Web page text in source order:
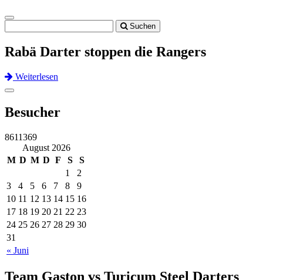
Toggle
navigation
Suchen
Rabä Darter stoppen die Rangers
Weiterlesen
Previous
Next
Toggle
Besucher
8611369
August 2026
M D M D F S S
« Juni
1
2
3
4 5 6 7 8
9
10 11 12 13 14 15 16
17 18 19 20 21 22 23
24 25 26 27 28 29 30
31
Team Gaston vs Turicum Steel Darters